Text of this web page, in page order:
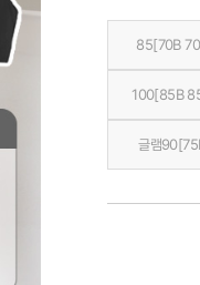
85[70B
100[85B
글램